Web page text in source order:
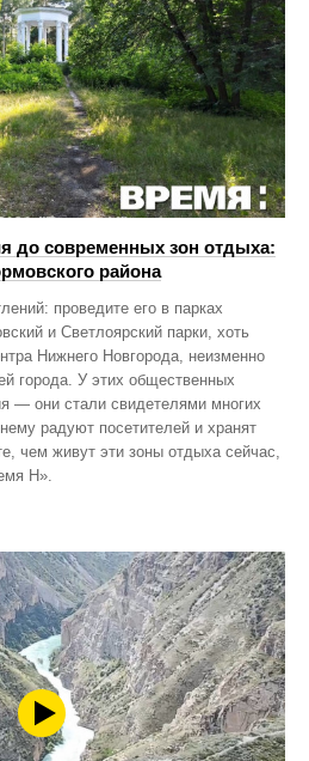
до современных зон отдыха:
района
проведите его в парках
и Светлоярский парки, хоть
Нижнего Новгорода, неизменно
города. У этих общественных
— они стали свидетелями многих
радуют посетителей и хранят
чем живут эти зоны отдыха сейчас,
Н».